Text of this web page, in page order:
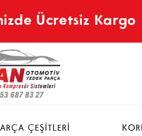
Ücretsiz Kargo
ÇEŞİTLERİ